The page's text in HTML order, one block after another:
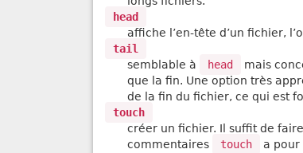
head
affiche l’en-tête d’un fichier,
tail
semblable à
head
mais
que la fin. Une option très
de la fin du fichier, ce qui est
touch
créer un fichier. Il suffit de faire
commentaires
touch a pour